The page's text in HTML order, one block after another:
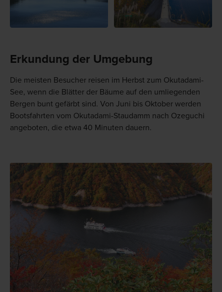
Erkundung der Umgebung
Die meisten Besucher reisen im Herbst zum Okutadami-
See, wenn die Blätter der Bäume auf den umliegenden
Bergen bunt gefärbt sind. Von Juni bis Oktober werden
Bootsfahrten vom Okutadami-Staudamm nach Ozeguchi
angeboten, die etwa 40 Minuten dauern.